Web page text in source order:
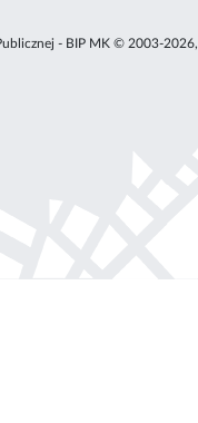
- BIP MK © 2003-2026,